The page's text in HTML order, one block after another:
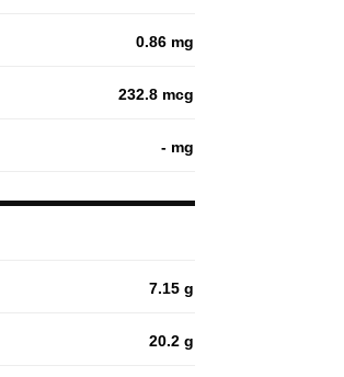
0.86 mg
232.8 mcg
- mg
7.15 g
20.2 g